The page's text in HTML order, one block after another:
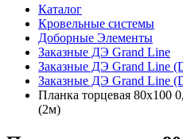
Каталог
Кровельные системы
Доборные Элементы
Заказные ДЭ Grand Line
Заказные ДЭ Grand Line
Заказные ДЭ Grand Line
Планка торцевая 80х100
(2м)